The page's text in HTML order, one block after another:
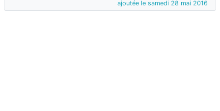
ajoutée le samedi 28 mai 2016